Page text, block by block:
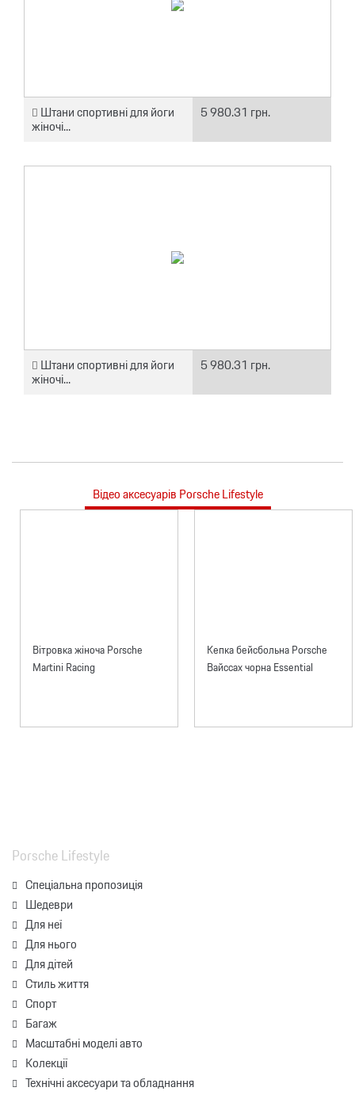
Штани спортивні для йоги
жіночі...
5 980.31 грн.
Штани спортивні для йоги
жіночі...
5 980.31 грн.
Відео аксесуарів Porsche Lifestyle
Вітровка жіноча Porsche
Martini Racing
Кепка бейсбольна Porsche
Вайссах чорна Essential
Porsche Lifestyle
Спеціальна пропозиція
Шедеври
Для неї
Для нього
Для дітей
Стиль життя
Спорт
Багаж
Масштабні моделі авто
Колекції
Технічні аксесуари та обладнання